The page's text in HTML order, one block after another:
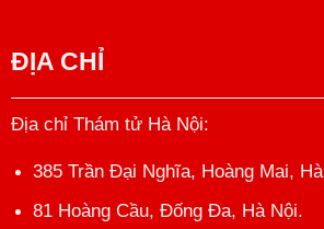
ĐỊA CHỈ
Địa chỉ Thám tử Hà Nội:
385 Trần Đại Nghĩa, Hoàng Mai,
81 Hoàng Cầu, Đống Đa, Hà Nội.